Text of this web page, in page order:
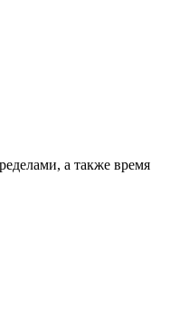
а также время